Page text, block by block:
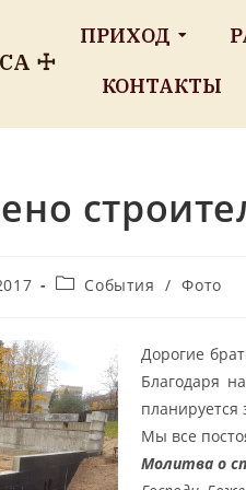
☩
ПРИХОД
КОНТАКТЫ
События / Фото
Дорогие
Благодаря
Мы все
Молитва о